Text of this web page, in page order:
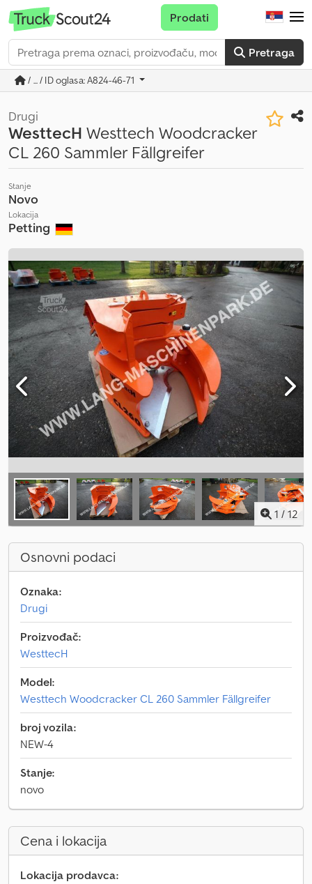
Pretraga
Prodati
/ ... / ID oglasa: A824-46-71
Drugi
WesttecH Westtech Woodcracker
CL 260 Sammler Fällgreifer
Stanje
Novo
Lokacija
Petting
1 / 12
Osnovni podaci
Oznaka:
Drugi
Proizvođač:
WesttecH
Model:
Westtech Woodcracker CL 260 Sammler Fällgreifer
broj vozila:
NEW-4
Stanje:
novo
Cena i lokacija
Lokacija prodavca: